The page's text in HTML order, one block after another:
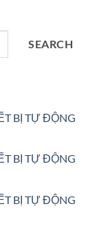
SEARCH
BỊ TỰ ĐỘNG
BỊ TỰ ĐỘNG
BỊ TỰ ĐỘNG